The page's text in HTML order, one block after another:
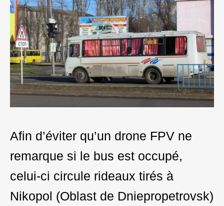
Afin d’éviter qu’un drone FPV ne
remarque si le bus est occupé,
celui-ci circule rideaux tirés à
Nikopol (Oblast de Dniepropetrovsk)